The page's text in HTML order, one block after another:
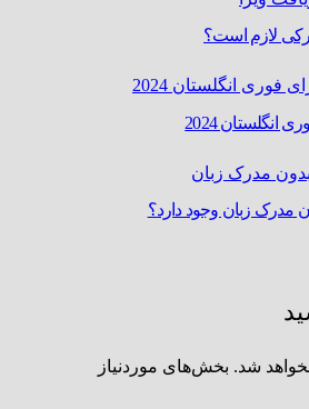
لازم است؟
انگلستان 2024
مدرک زبان وجود دارد؟
شد. بخش‌های موردنیاز